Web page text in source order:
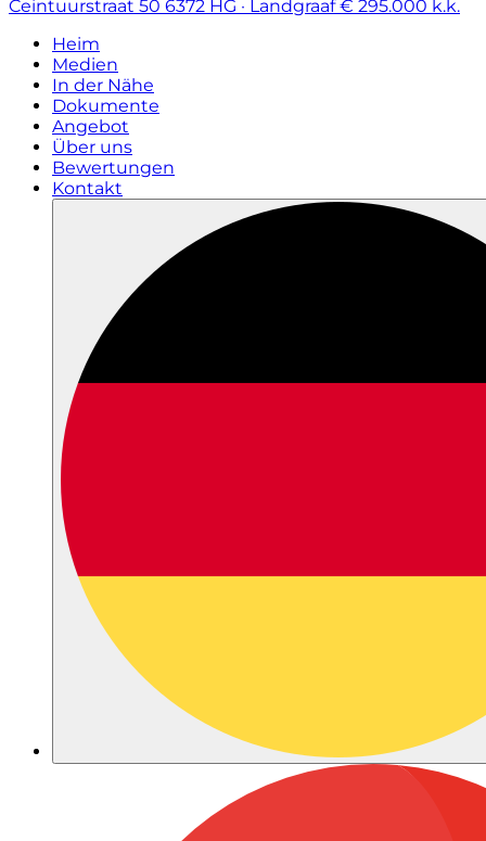
Ceintuurstraat 50 6372 HG · Landgraaf € 295.000 k.k.
Heim
Medien
In der Nähe
Dokumente
Angebot
Über uns
Bewertungen
Kontakt